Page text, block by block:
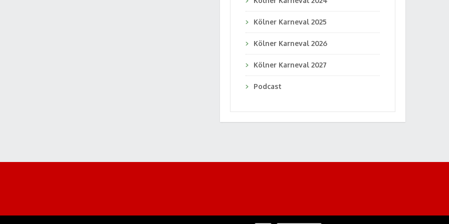
Kölner Karneval 2025
Kölner Karneval 2026
Kölner Karneval 2027
Podcast